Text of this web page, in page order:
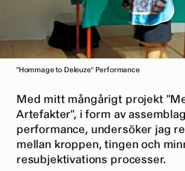
"Hommage to Deleuze" Performance
Med mitt mångårigt projekt
Artefakter", i form av
performance, undersöker jag
mellan kroppen, tingen och
resubjektivations processer.